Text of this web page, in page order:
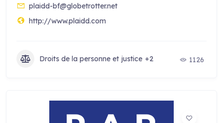
plaidd-bf@globetrotter.net
http://www.plaidd.com
Droits de la personne et justice +2 1126